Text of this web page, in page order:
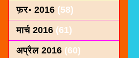
फ़र॰ 2016 (58)
मार्च 2016 (61)
अप्रैल 2016 (60)